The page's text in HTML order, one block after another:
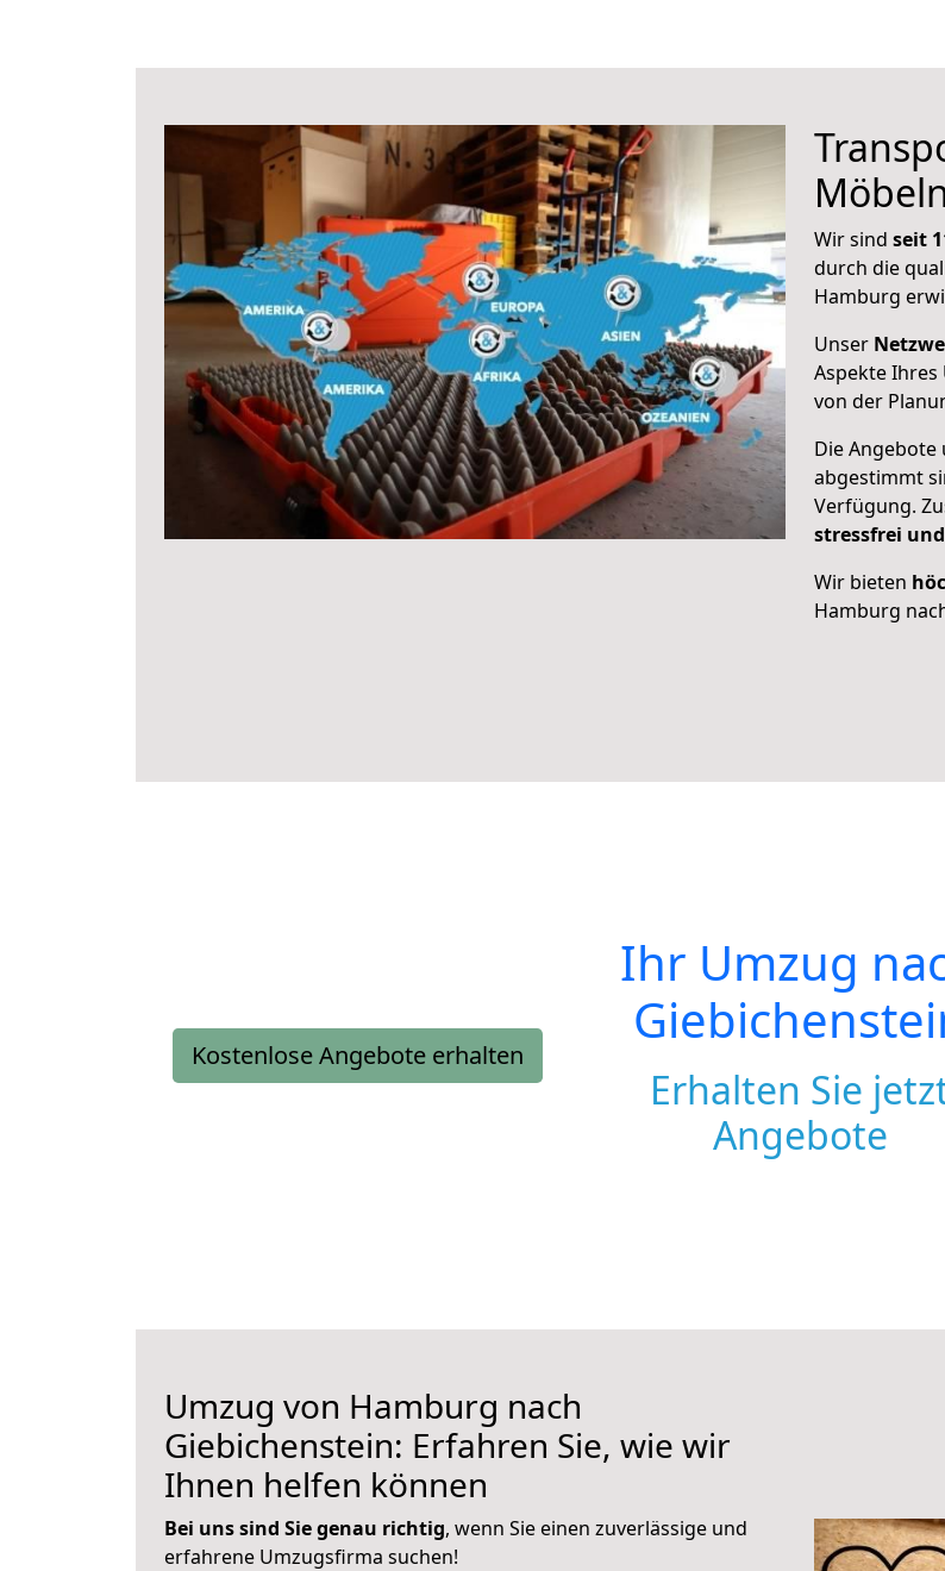
Wir sind seit
durch die
Hamburg
Unser
Aspekte
von der
Die
abgestimmt
Verfügung.
stressfrei
Wir bieten
Hamburg
Kostenlose Angebote erhalten
Ihr Umzug
Erhalten Sie
Angebote
Umzug von Hamburg nach
Giebichenstein: Erfahren Sie, wie wir
Ihnen helfen können
Bei uns sind Sie genau richtig, wenn Sie einen zuverlässige und
erfahrene Umzugsfirma suchen!